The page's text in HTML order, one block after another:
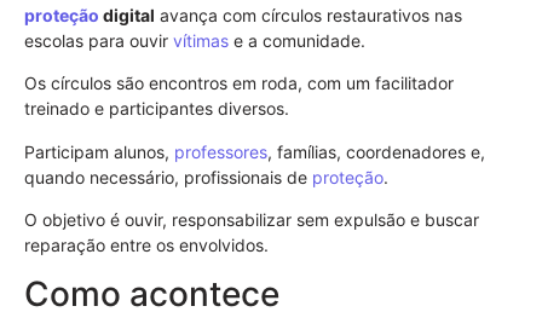
proteção digital avança com círculos restaurativos nas
escolas para ouvir vítimas e a comunidade.
Os círculos são encontros em roda, com um facilitador
treinado e participantes diversos.
Participam alunos, professores, famílias, coordenadores e,
quando necessário, profissionais de proteção.
O objetivo é ouvir, responsabilizar sem expulsão e buscar
reparação entre os envolvidos.
Como acontece